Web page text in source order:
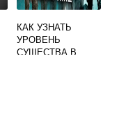
КАК УЗНАТЬ
УРОВЕНЬ
СУЩЕСТВА В